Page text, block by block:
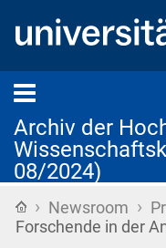
Archiv der
08/2024)
Startseite
› Newsroom ›
Forschende in der